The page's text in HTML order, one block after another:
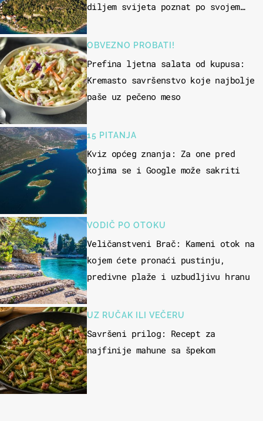
diljem svijeta poznat po svojem
OBVEZNO PROBATI!
Prefina ljetna salata od kupusa:
Kremasto savršenstvo koje najbolje
paše uz pečeno meso
15 PITANJA
Kviz općeg znanja: Za one pred
kojima se i Google može sakriti
VODIČ PO OTOKU
Veličanstveni Brač: Kameni otok na
kojem ćete pronaći pustinju,
predivne plaže i uzbudljivu hranu
UZ RUČAK ILI VEČERU
Savršeni prilog: Recept za
najfinije mahune sa špekom